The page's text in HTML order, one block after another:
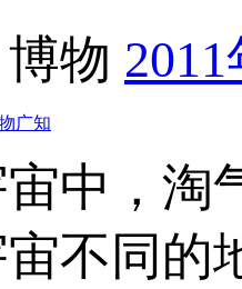
物
广知
中，淘
不同的